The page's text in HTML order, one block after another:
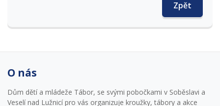
Zpět
O nás
Dům dětí a mládeže Tábor, se svými pobočkami v Soběslavi a
Veselí nad Lužnicí pro vás organizuje kroužky, tábory a akce